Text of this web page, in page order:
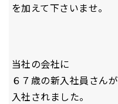
を加えて下さいませ。
当社の会社に
６７歳の新入社員さんが
入社されました。